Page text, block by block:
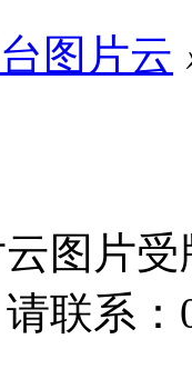
图片云
图片
联系：